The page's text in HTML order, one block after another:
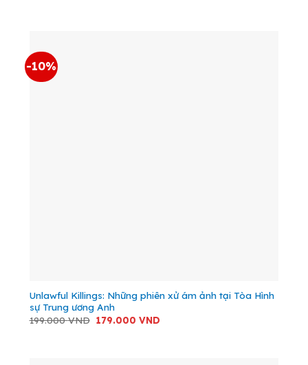
-10%
Unlawful Killings: Những phiên xử ám ảnh tại Tòa Hình
sự Trung ương Anh
199.000VND Giá
179.000 VNDGiá